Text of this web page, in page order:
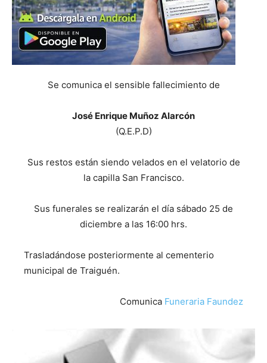
Se comunica el sensible fallecimiento de
José Enrique Muñoz Alarcón
(Q.E.P.D)
Sus restos están siendo velados en el velatorio de
la capilla San Francisco.
Sus funerales se realizarán el día sábado 25 de
diciembre a las 16:00 hrs.
Trasladándose posteriormente al cementerio
municipal de Traiguén.
Comunica Funeraria Faundez